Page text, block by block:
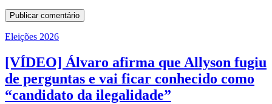
Eleições 2026
[VÍDEO] Álvaro afirma que Allyson fugiu
de perguntas e vai ficar conhecido como
“candidato da ilegalidade”